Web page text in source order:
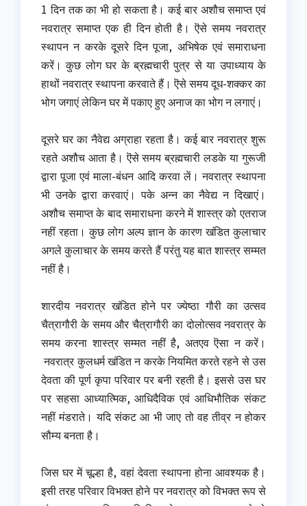
1 दिन तक का भी हो सकता है। कई बार अशौच समाप्त एवं
नवरात्र समाप्त एक ही दिन होती है। ऎसे समय नवरात्र
स्थापन न करके दूसरे दिन पूजा, अभिषेक एवं समाराधना
करें। कुछ लोग घर के ब्रह्मचारी पुत्र से या उपाध्याय के
हाथों नवरात्र स्थापना करवाते हैं। ऎसे समय दूध-शक्कर का
भोग जगाएं लेकिन घर में पकाए हुए अनाज का भोग न लगाएं।
दूसरे घर का नैवेद्य अग्राहा रहता है। कई बार नवरात्र शुरू
रहते अशौच आता है। ऎसे समय ब्रह्मचारी लडके या गुरूजी
द्वारा पूजा एवं माला-बंधन आदि करवा लें। नवरात्र स्थापना
भी उनके द्वारा करवाएं। पके अन्न का नैवेद्य न दिखाएं।
अशौच समाप्त के बाद समाराधना करने में शास्त्र को एतराज
नहीं रहता। कुछ लोग अल्प ज्ञान के कारण खंडित कुलाचार
अगले कुलाचार के समय करते हैं परंतु यह बात शास्त्र सम्मत
नहीं है।
शारदीय नवरात्र खंडित होने पर ज्येष्ठा गौरी का उत्सव
चैत्रागौरी के समय और चैत्रागौरी का दोलोत्सव नवरात्र के
समय करना शास्त्र सम्मत नहीं है, अतएव ऎसा न करें।
नवरात्र कुलधर्म खंडित न करके नियमित करते रहने से उस
देवता की पूर्ण कृपा परिवार पर बनी रहती है। इससे उस घर
पर सहसा आध्यात्मिक, आधिदैविक एवं आधिभौतिक संकट
नहीं मंडराते। यदि संकट आ भी जाए तो वह तीव्र न होकर
सौम्य बनता है।
जिस घर में चूल्हा है, वहां देवता स्थापना होना आवश्यक है।
इसी तरह परिवार विभक्त होने पर नवरात्र को विभक्त रूप से